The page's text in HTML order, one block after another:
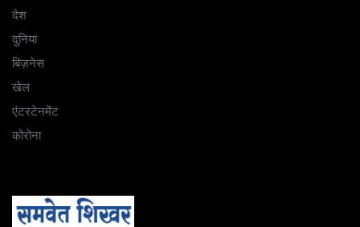
देश
दुनिया
बिज़नेस
खेल
एंटरटेनमेंट
कोरोना